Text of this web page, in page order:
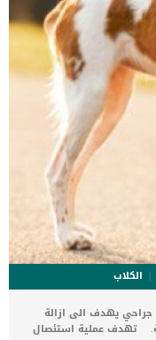
الكلاب
جراحي يهدف الى ازالة
تهدف عملية استئصال